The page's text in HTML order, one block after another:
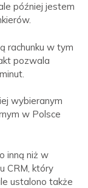
później jestem
rachunku w tym
pozwala
wybieranym
w Polsce
inną niż w
CRM, który
ustalono także